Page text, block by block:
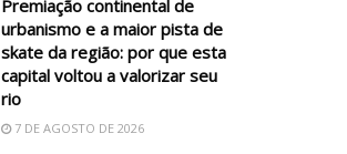
Premiação continental de
urbanismo e a maior pista de
skate da região: por que esta
capital voltou a valorizar seu
rio
7 DE AGOSTO DE 2026